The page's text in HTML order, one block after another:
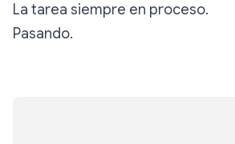
La tarea siempre en proceso.
Pasando.